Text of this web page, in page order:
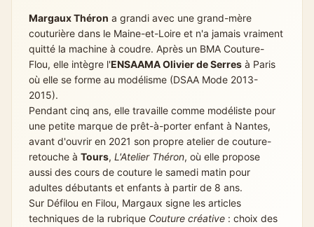
Margaux Théron a grandi avec une grand-mère
couturière dans le Maine-et-Loire et n'a jamais vraiment
quitté la machine à coudre. Après un BMA Couture-
Flou, elle intègre l'ENSAAMA Olivier de Serres à Paris
où elle se forme au modélisme (DSAA Mode 2013-
2015).
Pendant cinq ans, elle travaille comme modéliste pour
une petite marque de prêt-à-porter enfant à Nantes,
avant d'ouvrir en 2021 son propre atelier de couture-
retouche à Tours, L'Atelier Théron, où elle propose
aussi des cours de couture le samedi matin pour
adultes débutants et enfants à partir de 8 ans.
Sur Défilou en Filou, Margaux signe les articles
techniques de la rubrique Couture créative : choix des